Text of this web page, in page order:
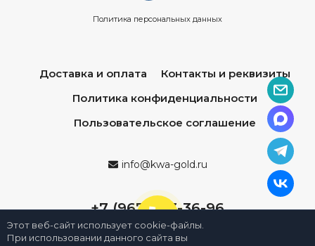
Политика персональных данных
Доставка и оплата
Контакты и реквизиты
Политика конфиденциальности
Пользовательское соглашение
info@kwa-gold.ru
+7 (967) 013-36-96
Этот веб-сайт использует cookie-файлы.
При использовании данного сайта вы